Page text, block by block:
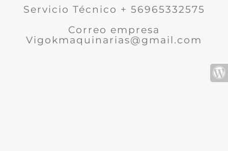
Servicio Técnico + 56965332575
Correo empresa
Vigokmaquinarias@gmail.com